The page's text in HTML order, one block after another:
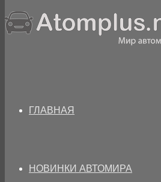
ГЛАВНАЯ
НОВИНКИ АВТОМИРА